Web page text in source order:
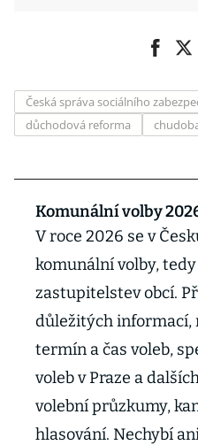
Česká správa sociálního
důchodová reforma
Komunální volby
V roce 2026 se v
komunální volby,
zastupitelstev obcí.
důležitých informací,
termín a čas voleb,
voleb v Praze a
volební průzkumy,
hlasování. Nechybí